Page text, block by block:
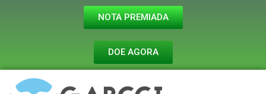
NOTA PREMIADA
DOE AGORA